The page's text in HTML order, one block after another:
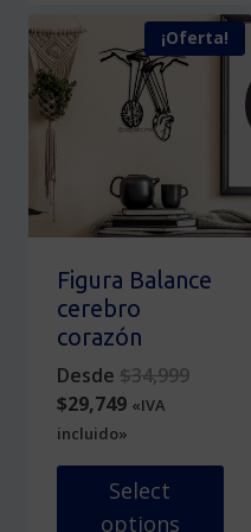
múltiples
variantes.
Las
opciones
pueden
elegir
en
la
página
de
¡Oferta!
Figura Balance
cerebro
corazón
Desde $34,999Original
$34,999.
$29,749Current
price
is:
$29,749.
«IVA
incluido»
Select
options